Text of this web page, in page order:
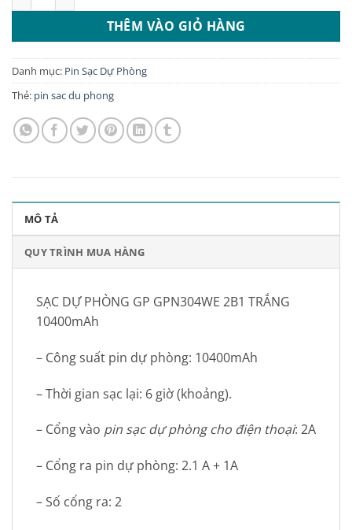
THÊM VÀO GIỎ HÀNG
Danh mục: Pin Sạc Dự Phòng
Thẻ: pin sac du phong
MÔ TẢ
QUY TRÌNH MUA HÀNG
SẠC DỰ PHÒNG GP GPN304WE 2B1 TRẮNG
10400mAh
– Công suất pin dự phòng: 10400mAh
– Thời gian sạc lại: 6 giờ (khoảng).
– Cổng vào pin sạc dự phòng cho điện thoại: 2A
– Cổng ra pin dự phòng: 2.1 A + 1A
– Số cổng ra: 2